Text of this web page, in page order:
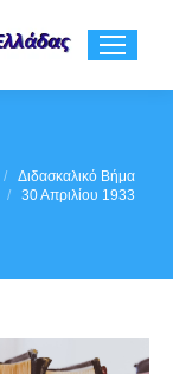
Διδασκαλικό Βήμα
30 Απριλίου 1933